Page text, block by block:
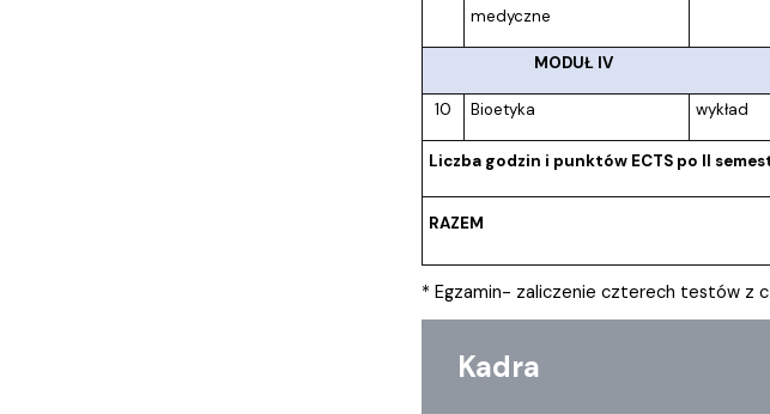
medyczne
MODUŁ IV
10 Bioetyka wykład
Liczba godzin i punktów ECTS po II
RAZEM
* Egzamin- zaliczenie czterech testów z
Kadra